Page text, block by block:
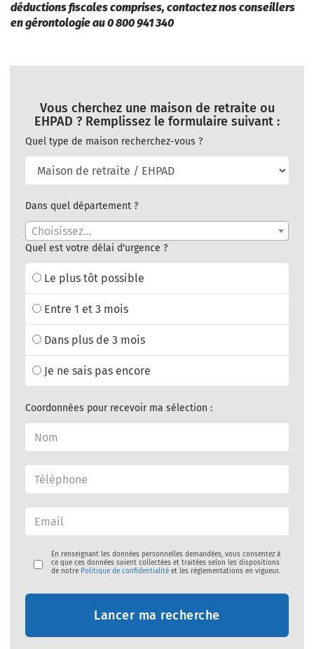
déductions fiscales comprises, contactez nos conseillers
en gérontologie au 0 800 941 340
Vous cherchez une maison de retraite ou
EHPAD ? Remplissez le formulaire suivant :
Quel type de maison recherchez-vous ?
Dans quel département ?
Choisissez...
Quel est votre délai d'urgence ?
Le plus tôt possible
Entre 1 et 3 mois
Dans plus de 3 mois
Je ne sais pas encore
Coordonnées pour recevoir ma sélection :
En renseignant les données personnelles demandées, vous consentez à
ce que ces données soient collectées et traitées selon les dispositions
de notre Politique de confidentialité et les réglementations en vigueur.
Lancer ma recherche